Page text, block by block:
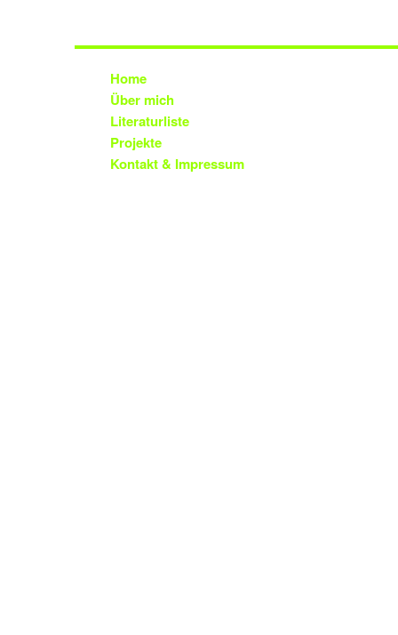
Home
Über mich
Literaturliste
Projekte
Kontakt & Impressum